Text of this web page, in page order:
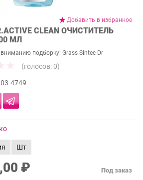
Добавить в избранное
CLEAN ОЧИСТИТЕЛЬ
МЛ
подборку: Grass Sintec Dr
(голосов: 0)
4749
Шт
₽ Под заказ